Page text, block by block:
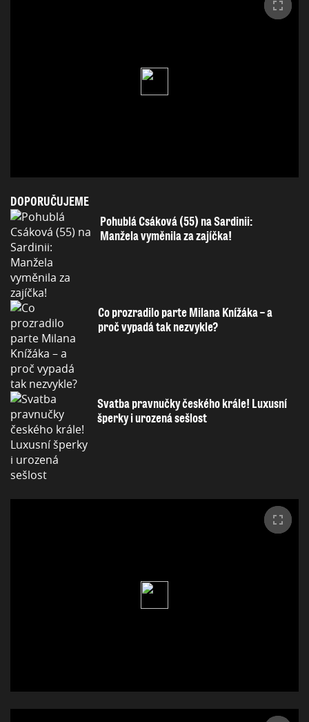
DOPORUČUJEME
Pohublá Csáková (55) na Sardinii:
Manžela vyměnila za zajíčka!
Co prozradilo parte Milana Knížáka – a
proč vypadá tak nezvykle?
Svatba pravnučky českého krále! Luxusní
šperky i urozená sešlost